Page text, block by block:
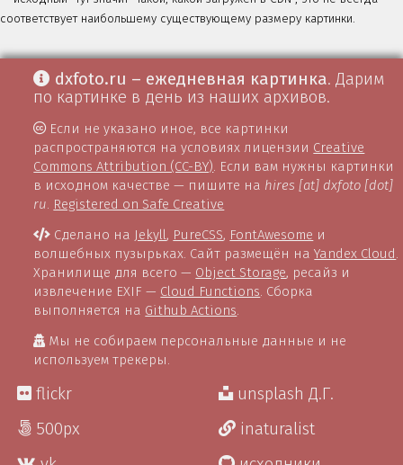
соответствует наибольшему существующему размеру картинки.
dxfoto.ru – ежедневная картинка. Дарим
по картинке в день из наших архивов.
Если не указано иное, все картинки
распространяются на условиях лицензии Creative
Commons Attribution (CC-BY) . Если вам нужны картинки
в исходном качестве — пишите на hires [at] dxfoto [dot]
ru Registered on Safe Creative
Сделано на Jekyll, PureCSS, FontAwesome и
волшебных пузырьках. Сайт размещён наYandex Cloud
Хранилище для всего — Object Storage, ресайз и
извлечение EXIF — Cloud Functions . Сборка
выполняется на Github Actions
Мы не собираем персональные данные и не
используем трекеры.
flickr
500px
unsplash Д.Г.
inaturalist